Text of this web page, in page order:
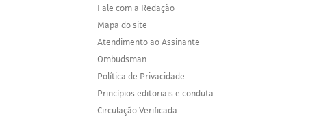
Fale com a Redação
Mapa do site
Atendimento ao Assinante
Ombudsman
Política de Privacidade
Princípios editoriais e conduta
Circulação Verificada